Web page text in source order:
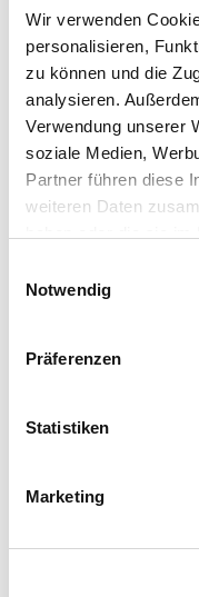
Wir verwenden
personalisieren,
zu können und die
analysieren.
Verwendung unserer
soziale Medien,
Partner führen diese
weiteren Daten
betätigen Sie
Notwendig
Präferenzen
Statistiken
Marketing
Webseite:
https://
Zubehör